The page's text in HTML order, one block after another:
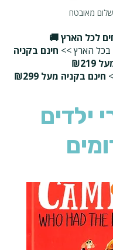
מאובטח
לכל הארץ 🚚
חינם בקניה
₪219
חינם בקניה מעל ₪299
ילדים